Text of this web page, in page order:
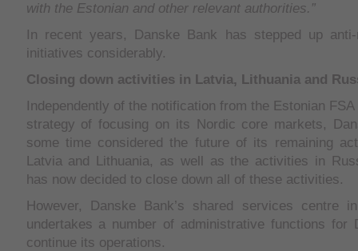
with the Estonian and other relevant authorities.”
In recent years, Danske Bank has stepped up anti-
initiatives considerably.
Closing down activities in Latvia, Lithuania and
Independently of the notification from the Estonian
strategy of focusing on its Nordic core markets,
some time considered the future of its remaining
Latvia and Lithuania, as well as the activities in
has now decided to close down all of these activities.
However, Danske Bank’s shared services centre
undertakes a number of administrative functions for
continue its operations.